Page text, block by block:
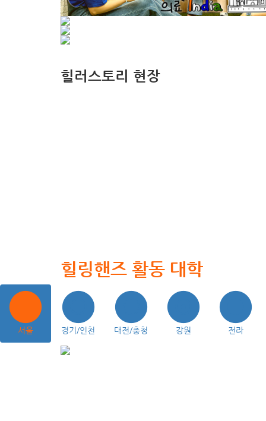
힐러스토리 현장
힐링핸즈 활동 대학
서울 경기/인천 대전/충청 강원 전라